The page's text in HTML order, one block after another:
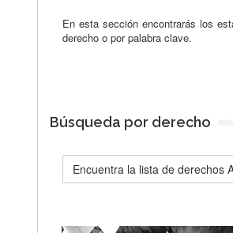
En esta sección encontrarás los
derecho o por palabra clave.
Búsqueda por derecho
Encuentra la lista de derechos